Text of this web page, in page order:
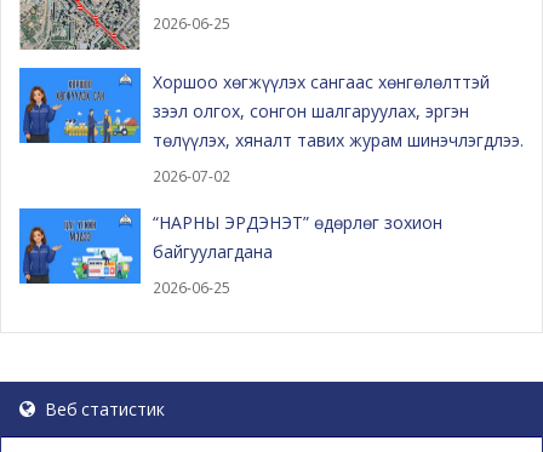
2026-06-25
Хоршоо хөгжүүлэх сангаас хөнгөлөлттэй
зээл олгох, сонгон шалгаруулах, эргэн
төлүүлэх, хяналт тавих журам шинэчлэгдлээ.
2026-07-02
“НАРНЫ ЭРДЭНЭТ” өдөрлөг зохион
байгуулагдана
2026-06-25
Веб статистик